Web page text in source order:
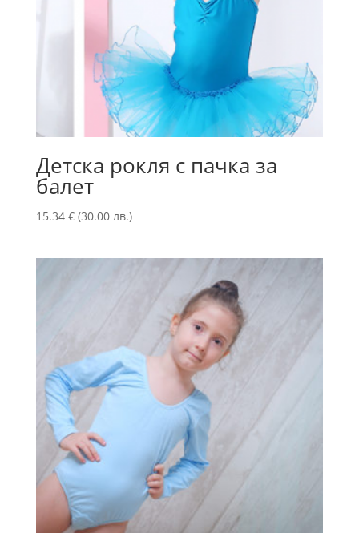
Детска рокля с пачка за
балет
15.34 € (30.00 лв.)